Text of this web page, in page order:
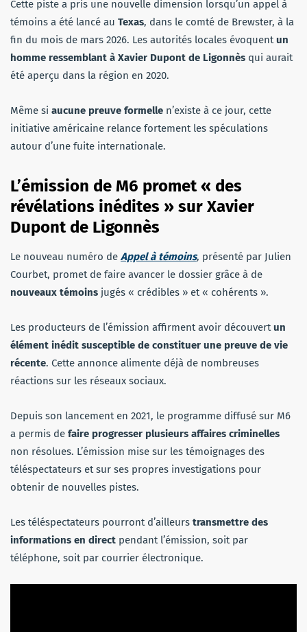
Cette piste a pris une nouvelle dimension lorsqu’un appel à
témoins a été lancé au Texas, dans le comté de Brewster, à la
fin du mois de mars 2026. Les autorités locales évoquentun
homme ressemblant à Xavier Dupont de Ligonnès qui aurait
été aperçu dans la région en 2020.
Même si aucune preuve formelle n’existe à ce jour, cette
initiative américaine relance fortement les spéculations
autour d’une fuite internationale.
L’émission de M6 promet « des
révélations inédites » sur Xavier
Dupont de Ligonnès
Le nouveau numéro de Appel à témoins, présenté par Julien
Courbet, promet de faire avancer le dossier grâce à de
nouveaux témoins jugés « crédibles » et « cohérents ».
Les producteurs de l’émission affirment avoir découvertun
élément inédit susceptible de constituer une preuve de vie
récente. Cette annonce alimente déjà de nombreuses
réactions sur les réseaux sociaux.
Depuis son lancement en 2021, le programme diffusé sur M6
a permis de faire progresser plusieurs affaires criminelles
non résolues. L’émission mise sur les témoignages des
téléspectateurs et sur ses propres investigations pour
obtenir de nouvelles pistes.
Les téléspectateurs pourront d’ailleurs transmettre des
informations en direct pendant l’émission, soit par
téléphone, soit par courrier électronique.